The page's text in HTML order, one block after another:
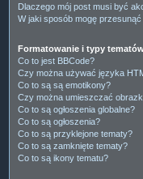
Dlaczego mój post musi być
W jaki sposób mogę
Formatowanie i typy
Co to jest BBCode?
Czy można używać języka
Co to są są emotikony?
Czy można umieszczać
Co to są ogłoszenia globalne?
Co to są ogłoszenia?
Co to są przyklejone tematy?
Co to są zamknięte tematy?
Co to są ikony tematu?